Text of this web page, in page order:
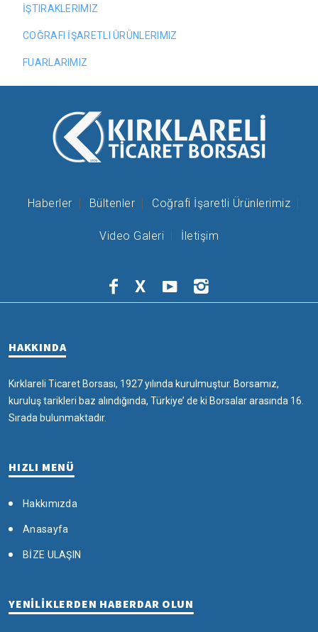
İŞTIRAKLERIMIZ
COĞRAFI İŞARETLI ÜRÜNLERIMIZ
FUARLARIMIZ
Haberler Bültenler Coğrafi İşaretli Ürünlerimiz
Video Galeri İletişim
X
HAKKINDA
Kırklareli Ticaret Borsası, 1927 yılında kurulmuştur. Borsamız,
kuruluş tarikleri baz alındığında, Türkiye’ de ki Borsalar arasında 16.
Sırada bulunmaktadır.
HIZLI MENÜ
Hakkımızda
Anasayfa
BİZE ULAŞIN
YENİLİKLERDEN HABERDAR OLUN